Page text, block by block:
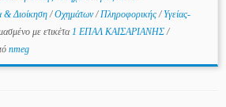
& Διοίκηση/Οχημάτων/Πληροφορικής/Υγείας-
με ετικέτα1 ΕΠΑΛ ΚΑΙΣΑΡΙΑΝΗΣ/
nmeg